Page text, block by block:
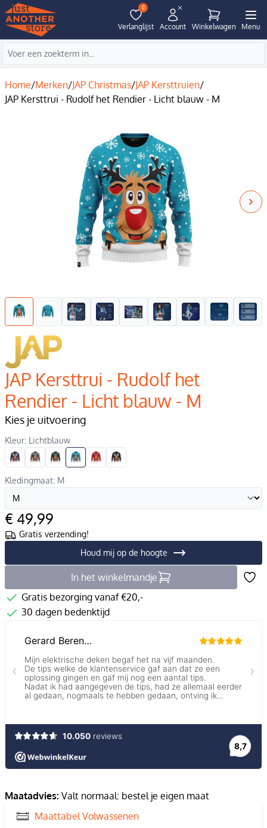
0
Verlanglijst Account Winkelwagen Menu
Home/Merken/JAP Christmas/JAP Kersttruien/
JAP Kersttrui - Rudolf het Rendier - Licht blauw - M
JAP Kersttrui - Rudolf het
Rendier - Licht blauw - M
Kies je uitvoering
Kleur: Lichtblauw
Kledingmaat: M
€ 49,99
Gratis verzending!
Houd mij op de hoogte
In het winkelmandje
Gratis bezorging vanaf €20,-
30 dagen bedenktijd
Maatadvies: Valt normaal: bestel je eigen maat
Maattabel Volwassenen